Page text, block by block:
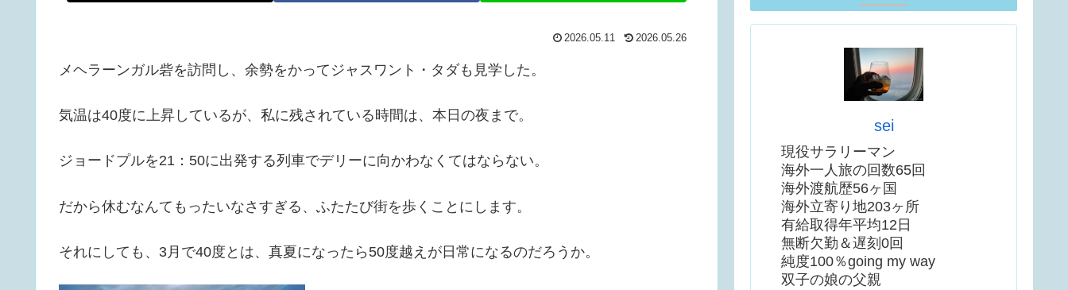
2026.05.11 2026.05.26
メヘラーンガル砦を訪問し、余勢をかってジャスワント・タダも見学した。
気温は40度に上昇しているが、私に残されている時間は、本日の夜まで。
ジョードプルを21：50に出発する列車でデリーに向かわなくてはならない。
だから休むなんてもったいなさすぎる、ふたたび街を歩くことにします。
それにしても、3月で40度とは、真夏になったら50度越えが日常になるのだろうか。
sei
現役サラリーマン
海外一人旅の回数65回
海外渡航歴56ヶ国
海外立寄り地203ヶ所
有給取得年平均12日
無断欠勤＆遅刻0回
純度100％going my way
双子の娘の父親